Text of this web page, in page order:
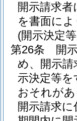
開示請求
を書面に
(開示決定
第26条
開
め、開示
示決定等
おそれが
開示請求